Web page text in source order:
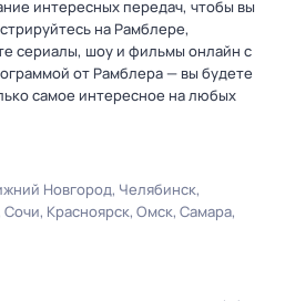
интересных передач, чтобы вы
на Рамблере,
сериалы, шоу и фильмы онлайн с
от Рамблера — вы будете
самое интересное на любых
Новгород Челябинск
Сочи Красноярск Омск Самара